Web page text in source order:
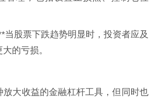
当股票下跌趋势明显时，投资者应及
的亏损。
放大收益的金融杠杆工具，但同时也